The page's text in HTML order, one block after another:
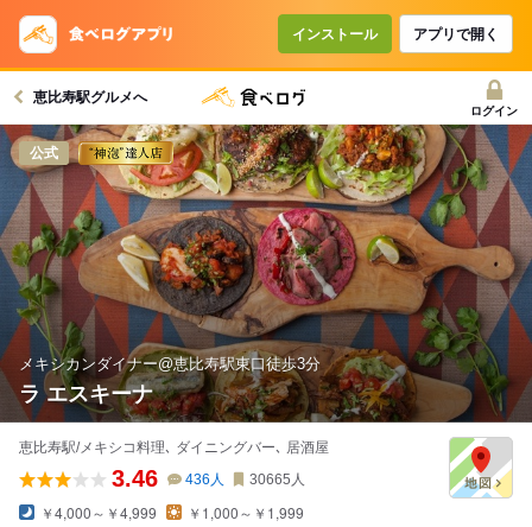
インストール アプリで開く
恵比寿駅グルメへ
ログイン
公式
メキシカンダイナー@恵比寿駅東口徒歩3分
ラ エスキーナ
恵比寿駅/メキシコ料理､ ダイニングバー､ 居酒屋
3.46 436 人 30665 人
￥4,000～￥4,999
￥1,000～￥1,999
コースで使えるクーポン
戻る
クーポンを利用せず予約する